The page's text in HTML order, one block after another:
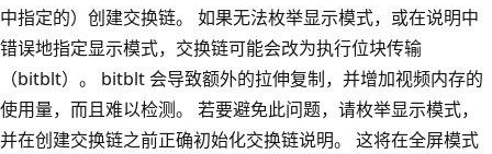
中指定的）创建交换链。 如果无法枚举显示模式，或在说明中
错误地指定显示模式，交换链可能会改为执行位块传输
（bitblt）。 bitblt 会导致额外的拉伸复制，并增加视频内存的
使用量，而且难以检测。 若要避免此问题，请枚举显示模式，
并在创建交换链之前正确初始化交换链说明。 这将在全屏模式